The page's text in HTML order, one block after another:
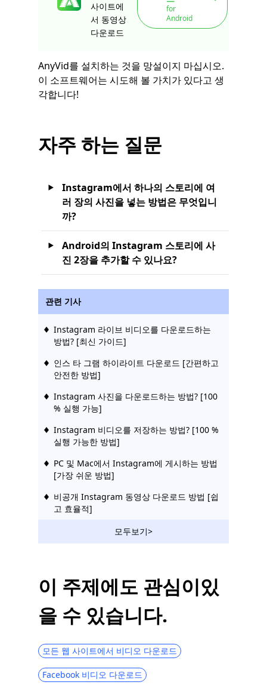
사이트에
서 동영상
다운로드
for
Android
AnyVid를 설치하는 것을 망설이지 마십시오.
이 소프트웨어는 시도해 볼 가치가 있다고 생
각합니다!
자주 하는 질문
Instagram에서 하나의 스토리에 여
러 장의 사진을 넣는 방법은 무엇입니
까?
Android의 Instagram 스토리에 사
진 2장을 추가할 수 있나요?
관련 기사
Instagram 라이브 비디오를 다운로드하는
방법? [최신 가이드]
인스 타 그램 하이라이트 다운로드 [간편하고
안전한 방법]
Instagram 사진을 다운로드하는 방법? [100
% 실행 가능]
Instagram 비디오를 저장하는 방법? [100 %
실행 가능한 방법]
PC 및 Mac에서 Instagram에 게시하는 방법
[가장 쉬운 방법]
비공개 Instagram 동영상 다운로드 방법 [쉽
고 효율적]
스토리, 게시물 또는 DM을 스크린 샷 할 때
Instagram에서 알림을 받나요?
[2023]
인스 타 그램 스토리 다운로드를위한 4 가지
효과적인 방법
Instagram을 영구적으로 삭제하고 일시적으
2023년에 Instagram이 작동하지 않는 문제
모두보기>
이 주제에도 관심이있
을 수 있습니다.
모든 웹 사이트에서 비디오 다운로드
Facebook 비디오 다운로드